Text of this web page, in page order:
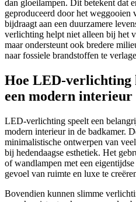
dan gloeilampen. Dit betekent dat
geproduceerd door het weggooien
bijdraagt aan een duurzamere
verlichting helpt niet alleen bij het
maar ondersteunt ook bredere
naar fossiele brandstoffen te
Hoe LED-verlichting
een modern
LED-verlichting speelt een
modern interieur in de badkamer.
minimalistische ontwerpen van
bij hedendaagse esthetiek. Het
of wandlampen met een
gevoel van ruimte en luxe te
Bovendien kunnen slimme